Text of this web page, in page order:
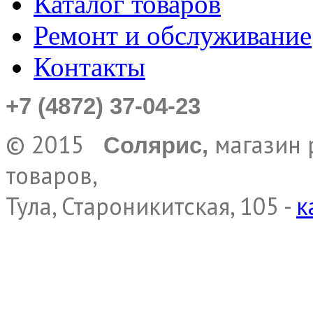
Ремонт и обслуживание
Контакты
+7 (4872) 37-04-23
© 2015 Солярис, магазин
товаров,
Тула, Староникитская, 105 -